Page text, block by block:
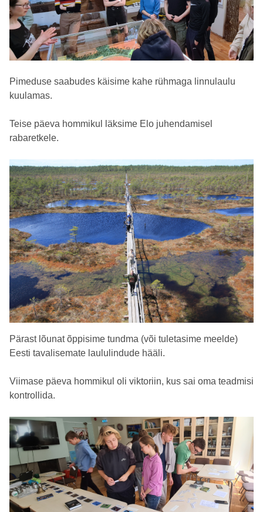
Pimeduse saabudes käisime kahe rühmaga linnulaulu
kuulamas.
Teise päeva hommikul läksime Elo juhendamisel
rabaretkele.
Pärast lõunat õppisime tundma (või tuletasime meelde)
Eesti tavalisemate laululindude hääli.
Viimase päeva hommikul oli viktoriin, kus sai oma teadmisi
kontrollida.